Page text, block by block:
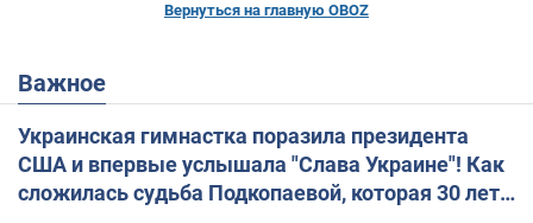
Вернуться на главную OBOZ
Важное
Украинская гимнастка поразила президента
США и впервые услышала "Слава Украине"! Как
сложилась судьба Подкопаевой, которая 30 лет